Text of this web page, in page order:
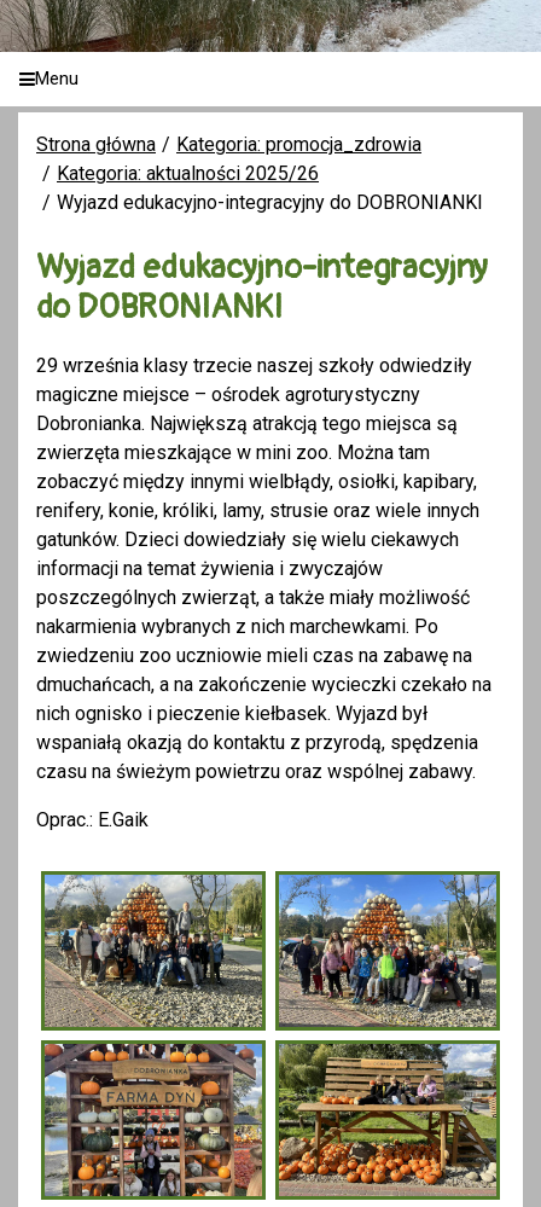
Menu
Strona główna
Kategoria: promocja_zdrowia
Kategoria: aktualności 2025/26
Wyjazd edukacyjno-integracyjny do DOBRONIANKI
Wyjazd edukacyjno-integracyjny
do DOBRONIANKI
29 września klasy trzecie naszej szkoły odwiedziły
magiczne miejsce – ośrodek agroturystyczny
Dobronianka. Największą atrakcją tego miejsca są
zwierzęta mieszkające w mini zoo. Można tam
zobaczyć między innymi wielbłądy, osiołki, kapibary,
renifery, konie, króliki, lamy, strusie oraz wiele innych
gatunków. Dzieci dowiedziały się wielu ciekawych
informacji na temat żywienia i zwyczajów
poszczególnych zwierząt, a także miały możliwość
nakarmienia wybranych z nich marchewkami. Po
zwiedzeniu zoo uczniowie mieli czas na zabawę na
dmuchańcach, a na zakończenie wycieczki czekało na
nich ognisko i pieczenie kiełbasek. Wyjazd był
wspaniałą okazją do kontaktu z przyrodą, spędzenia
czasu na świeżym powietrzu oraz wspólnej zabawy.
Oprac.: E.Gaik